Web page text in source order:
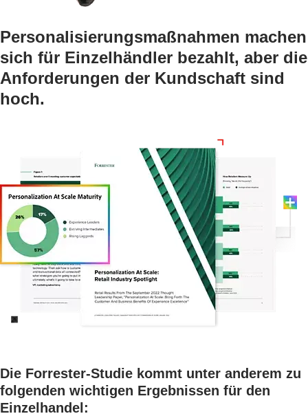
Personalisierungsmaßnahmen machen
sich für Einzelhändler bezahlt, aber die
Anforderungen der Kundschaft sind
hoch.
Die Forrester-Studie kommt unter anderem zu
folgenden wichtigen Ergebnissen für den
Einzelhandel: